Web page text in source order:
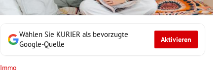
Untermenü
Untermenü
Wählen Sie KURIER als bevorzugte
Google-Quelle
Aktivieren
Immo